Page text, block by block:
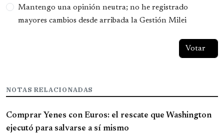
Mantengo una opinión neutra; no he registrado
mayores cambios desde arribada la Gestión Milei
NOTAS RELACIONADAS
Comprar Yenes con Euros: el rescate que Washington
ejecutó para salvarse a sí mismo